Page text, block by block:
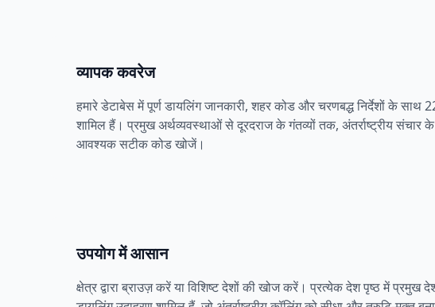
व्यापक कवरेज
हमारे डेटाबेस में पूर्ण डायलिंग जानकारी, शहर कोड और चरणबद्ध निर्देशों के साथ
शामिल हैं। प्रमुख अर्थव्यवस्थाओं से दूरदराज के गंतव्यों तक, अंतर्राष्ट्रीय संचार
आवश्यक सटीक कोड खोजें।
उपयोग में आसान
क्षेत्र द्वारा ब्राउज़ करें या विशिष्ट देशों की खोज करें। प्रत्येक देश पृष्ठ में प्रमुख